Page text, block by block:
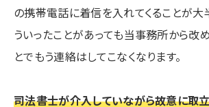
の携帯電話に着信を入れてくることが大
ういったことがあっても当事務所から改
とでもう連絡はしてこなくなります。
司法書士が介入していながら故意に取